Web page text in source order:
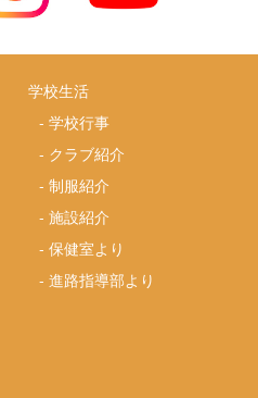
学校生活
-学校行事
- クラブ紹介
-制服紹介
-施設紹介
-保健室より
-進路指導部より